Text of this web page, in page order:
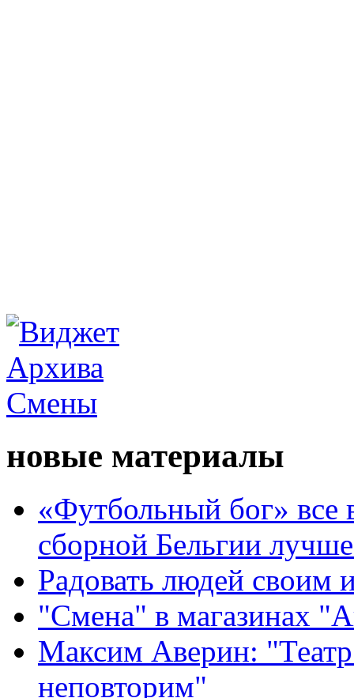
новые материалы
«Футбольный бог» все
сборной Бельгии
Радовать людей своим
"Смена" в магазинах
Максим Аверин:
неповторим"